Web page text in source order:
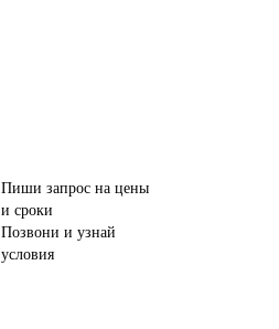
Пиши запрос на цены
и сроки
Позвони и узнай
условия